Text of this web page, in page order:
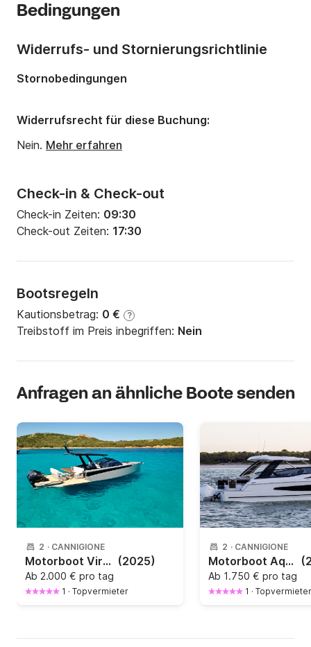
Anzahl Plätze an Bord:
Bedingungen
Check-in & Check-out
Check-in Zeiten: 09:30
Check-out Zeiten: 17:30
Bootsregeln
Kautionsbetrag: 0 € ?
Treibstoff im Preis inbegriffen: Nein
Widerrufs- und Stornierungsrichtlinie
Stornobedingungen
Widerrufsrecht für diese Buchung:
Nein. Mehr erfahren
Anfragen an ähnliche Boote senden
2 · CANNIGIONE
Motorboot Virtue yacht V10 Top 600PS (2025)
Ab 2.000 € pro tag
1 · Topvermieter
2 · CANNIGIONE
Motorboot Aquila 32 Sport 450PS
Ab 1.750 € pro tag
1 · Topvermieter